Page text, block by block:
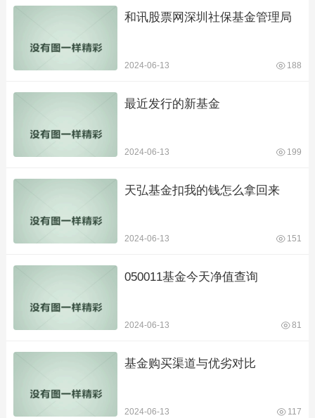
和讯股票网深圳社保基金管理局
2024-06-13 188
最近发行的新基金
2024-06-13 199
天弘基金扣我的钱怎么拿回来
2024-06-13 151
050011基金今天净值查询
2024-06-13 81
基金购买渠道与优劣对比
2024-06-13 117